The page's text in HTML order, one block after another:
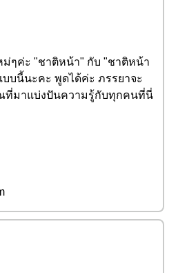
ม่ๆค่ะ "ชาติหน้า" กับ "ชาติหน้า
บนี้นะคะ พูดได้ค่ะ ภรรยาจะ
ที่มาแบ่งปันความรู้กับทุกคนที่นี่